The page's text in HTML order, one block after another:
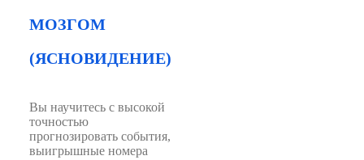
МОЗГОМ
(ЯСНОВИДЕНИЕ)
Вы научитесь с высокой
точностью
прогнозировать события,
выигрышные номера